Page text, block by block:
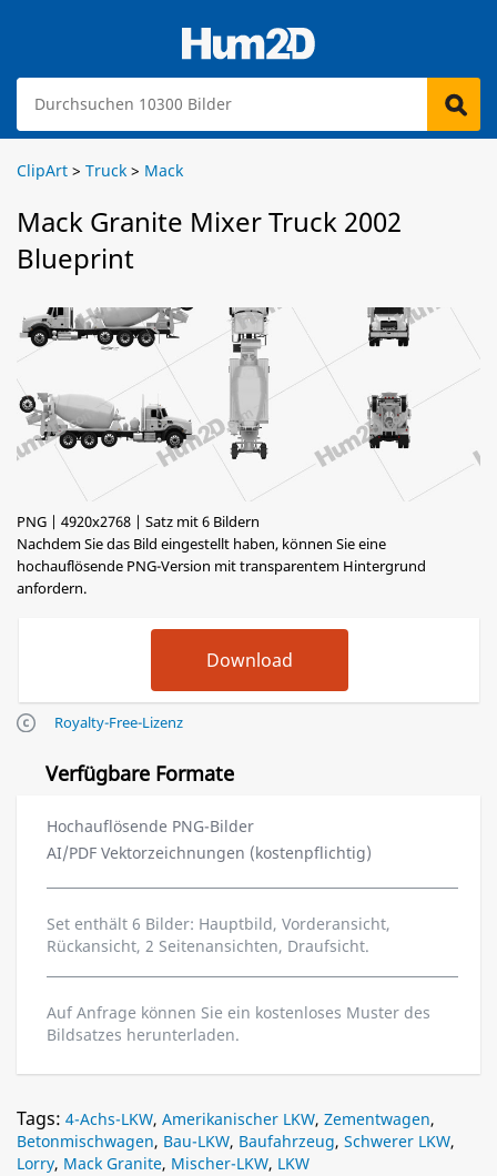
ClipArt > Truck > Mack
Mack Granite Mixer Truck 2002
Blueprint
PNG | 4920x2768 | Satz mit 6 Bildern
Nachdem Sie das Bild eingestellt haben, können Sie eine
hochauflösende PNG-Version mit transparentem Hintergrund
anfordern.
Royalty-Free-Lizenz
Verfügbare Formate
Hochauflösende PNG-Bilder
AI/PDF Vektorzeichnungen (kostenpflichtig)
Set enthält 6 Bilder: Hauptbild, Vorderansicht,
Rückansicht, 2 Seitenansichten, Draufsicht.
Auf Anfrage können Sie ein kostenloses Muster des
Bildsatzes herunterladen.
Tags: 4-Achs-LKW, Amerikanischer LKW, Zementwagen,
Betonmischwagen, Bau-LKW, Baufahrzeug, Schwerer LKW,
Lorry, Mack Granite, Mischer-LKW, LKW